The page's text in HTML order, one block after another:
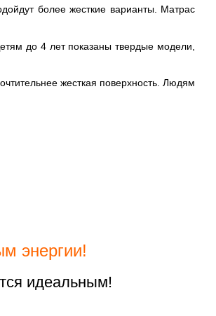
более жесткие варианты. Матрас
до 4 лет показаны твердые модели,
жесткая поверхность. Людям
энергии!
идеальным!